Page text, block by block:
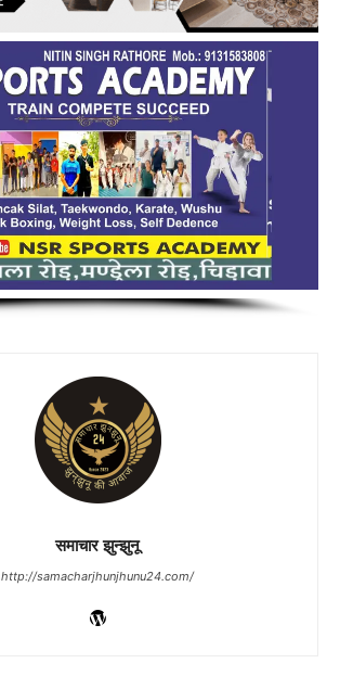
समाचार झुन्झुनू
http://samacharjhunjhunu24.com/